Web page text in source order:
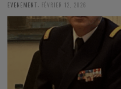
EVENEMENT FÉVRIER 12, 2026